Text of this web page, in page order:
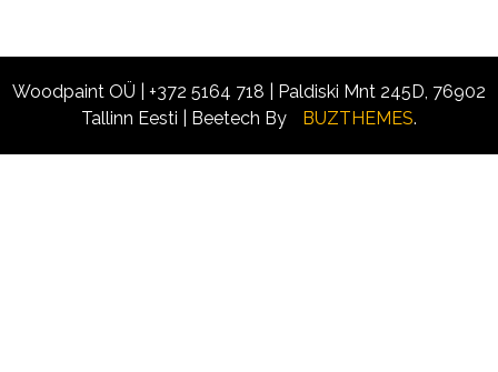
Woodpaint OÜ | +372 5164 718 | Paldiski Mnt 245D, 76902
Tallinn Eesti
Beetech By BUZTHEMES.